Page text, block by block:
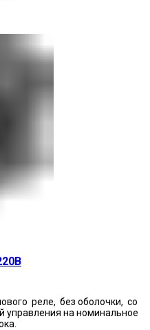
реле, без оболочки, со
управления на номинальное